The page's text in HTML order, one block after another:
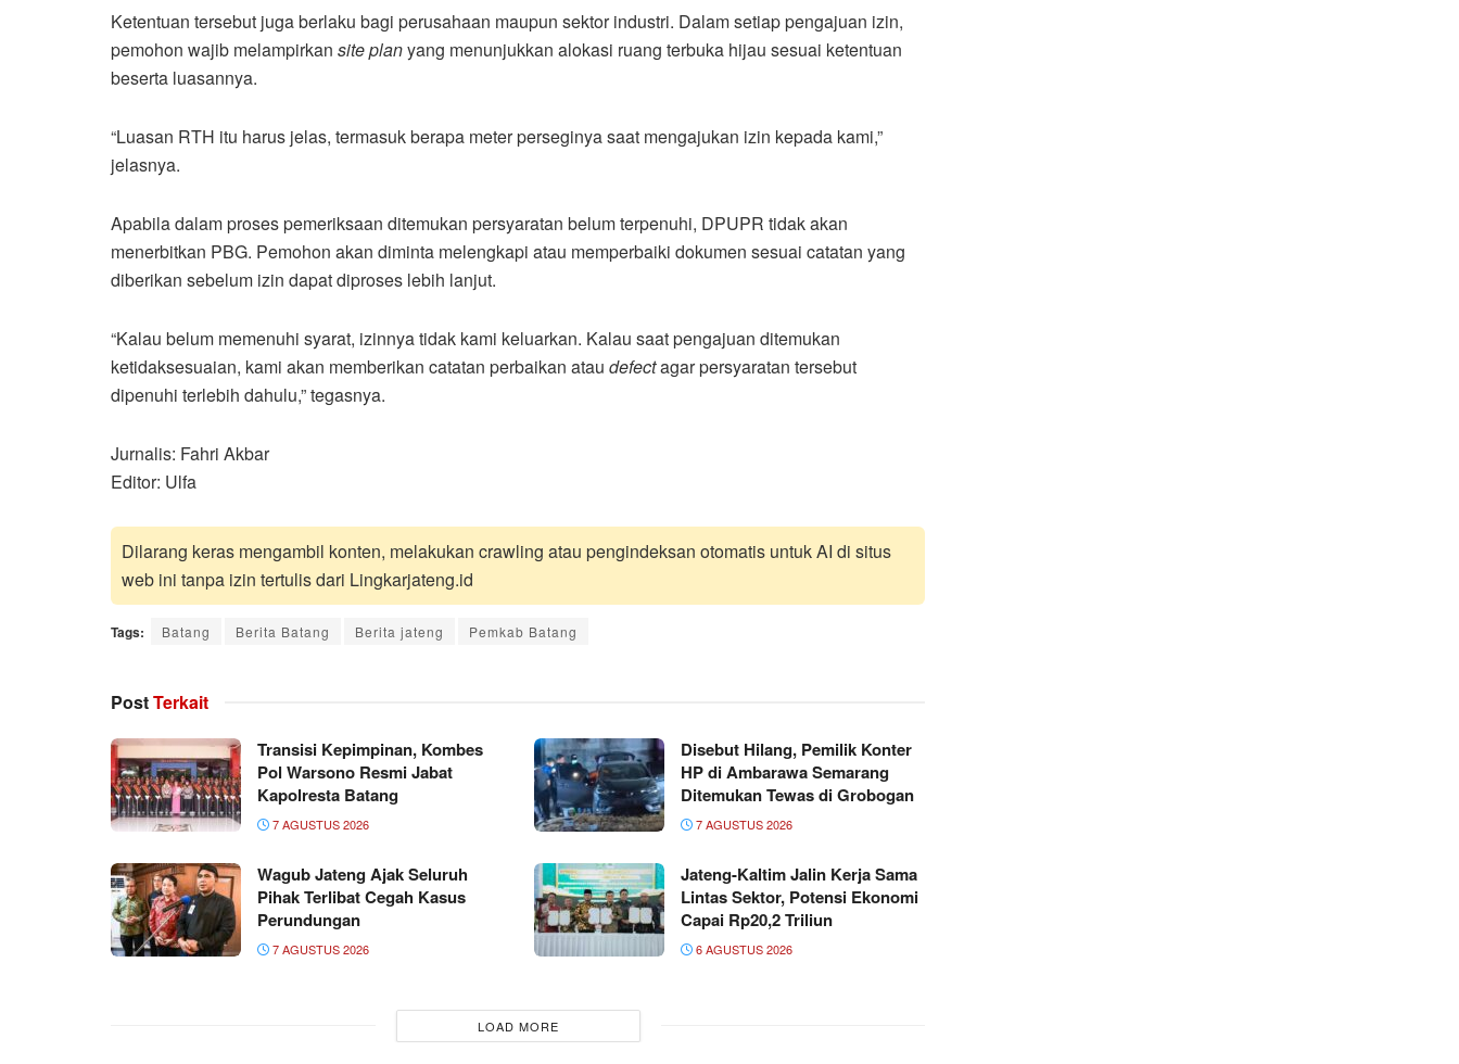
Ketentuan tersebut juga berlaku bagi perusahaan maupun sektor industri. Dalam setiap pengajuan izin,
pemohon wajib melampirkan site planyang menunjukkan alokasi ruang terbuka hijau sesuai ketentuan
beserta luasannya.
“Luasan RTH itu harus jelas, termasuk berapa meter perseginya saat mengajukan izin kepada kami,”
jelasnya.
Apabila dalam proses pemeriksaan ditemukan persyaratan belum terpenuhi, DPUPR tidak akan
menerbitkan PBG. Pemohon akan diminta melengkapi atau memperbaiki dokumen sesuai catatan yang
diberikan sebelum izin dapat diproses lebih lanjut.
“Kalau belum memenuhi syarat, izinnya tidak kami keluarkan. Kalau saat pengajuan ditemukan
ketidaksesuaian, kami akan memberikan catatan perbaikan atau defectagar persyaratan tersebut
dipenuhi terlebih dahulu,” tegasnya.
Jurnalis: Fahri Akbar
Editor: Ulfa
Dilarang keras mengambil konten, melakukan crawling atau pengindeksan otomatis untuk AI di situs
web ini tanpa izin tertulis dari Lingkarjateng.id
Tags: Batang Berita Batang Berita jateng Pemkab Batang
PostTerkait
Transisi Kepimpinan, Kombes
Pol Warsono Resmi Jabat
Kapolresta Batang
7 AGUSTUS 2026
Disebut Hilang, Pemilik Konter
HP di Ambarawa Semarang
Ditemukan Tewas di Grobogan
7 AGUSTUS 2026
Wagub Jateng Ajak Seluruh
Pihak Terlibat Cegah Kasus
Perundungan
7 AGUSTUS 2026
Jateng-Kaltim Jalin Kerja Sama
Lintas Sektor, Potensi Ekonomi
Capai Rp20,2 Triliun
6 AGUSTUS 2026
LOAD MORE